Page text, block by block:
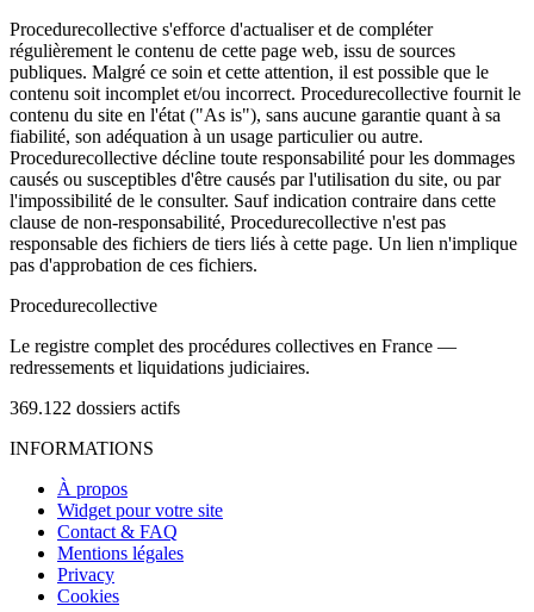
Procedurecollective s'efforce d'actualiser et de compléter
régulièrement le contenu de cette page web, issu de sources
publiques. Malgré ce soin et cette attention, il est possible que le
contenu soit incomplet et/ou incorrect. Procedurecollective fournit le
contenu du site en l'état ("As is"), sans aucune garantie quant à sa
fiabilité, son adéquation à un usage particulier ou autre.
Procedurecollective décline toute responsabilité pour les dommages
causés ou susceptibles d'être causés par l'utilisation du site, ou par
l'impossibilité de le consulter. Sauf indication contraire dans cette
clause de non-responsabilité, Procedurecollective n'est pas
responsable des fichiers de tiers liés à cette page. Un lien n'implique
pas d'approbation de ces fichiers.
Procedurecollective
Le registre complet des procédures collectives en France —
redressements et liquidations judiciaires.
369.122 dossiers actifs
INFORMATIONS
À propos
Widget pour votre site
Contact & FAQ
Mentions légales
Privacy
Cookies